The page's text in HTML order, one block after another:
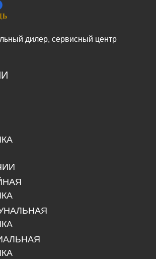
дилер, сервисный центр